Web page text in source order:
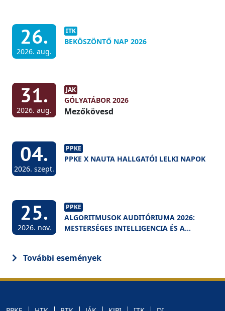
26.
2026. aug.
ITK
BEKÖSZÖNTŐ NAP 2026
31.
2026. aug.
JAK
GÓLYATÁBOR 2026
Mezőkövesd
04.
2026. szept.
PPKE
PPKE X NAUTA HALLGATÓI LELKI NAPOK
25.
2026. nov.
PPKE
ALGORITMUSOK AUDITÓRIUMA 2026:
MESTERSÉGES INTELLIGENCIA ÉS A
További események